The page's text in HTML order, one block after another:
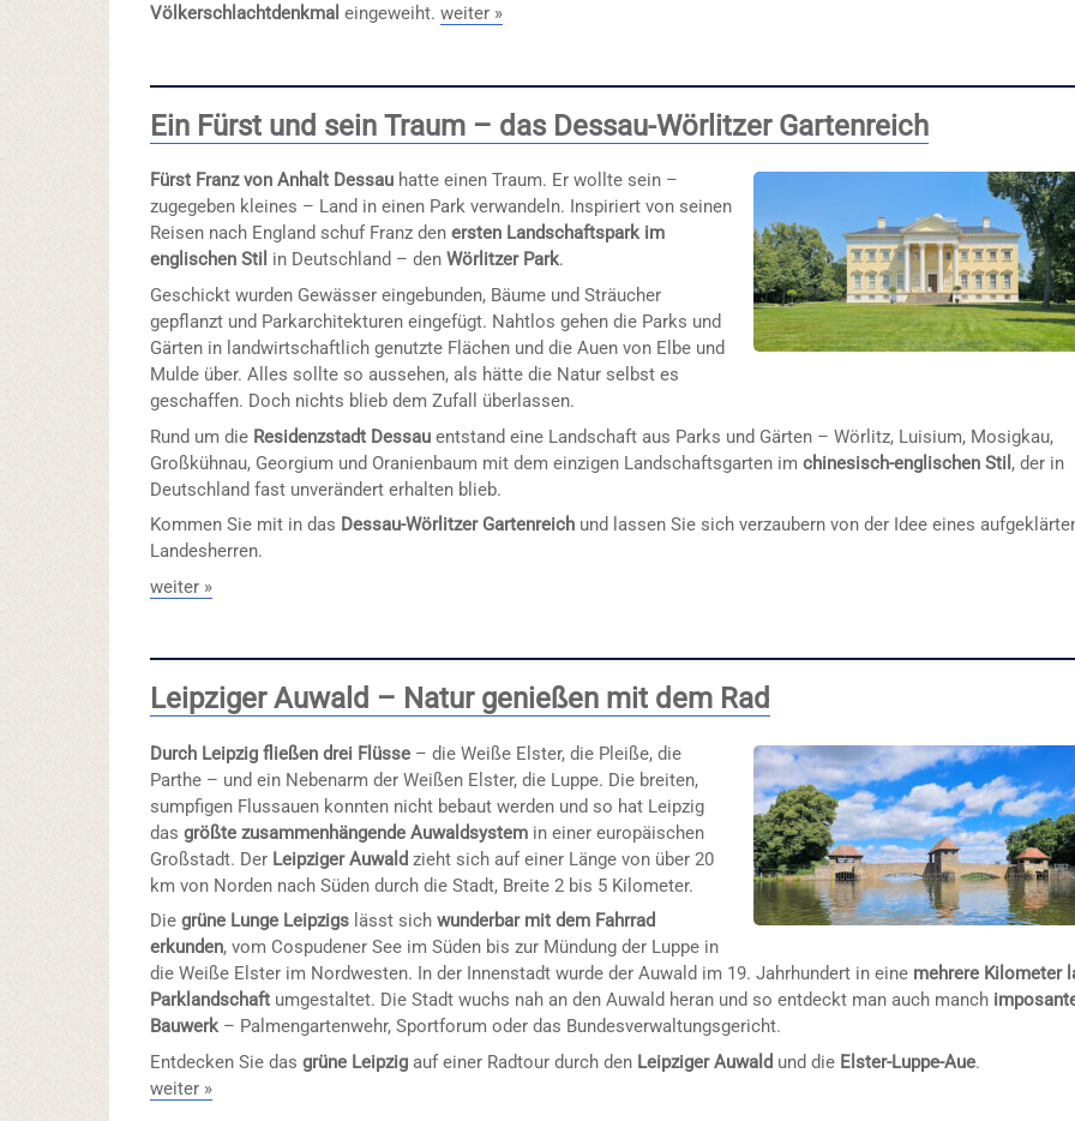
Völkerschlachtdenkmal eingeweiht.weiter »
Ein Fürst und sein Traum – das Dessau-Wörlitzer Gartenreich
Fürst Franz von Anhalt Dessau hatte einen Traum. Er wollte sein –
zugegeben kleines – Land in einen Park verwandeln. Inspiriert von seinen
Reisen nach England schuf Franz denersten Landschaftspark im
englischen Stil in Deutschland – denWörlitzer Park.
Geschickt wurden Gewässer eingebunden, Bäume und Sträucher
gepflanzt und Parkarchitekturen eingefügt. Nahtlos gehen die Parks und
Gärten in landwirtschaftlich genutzte Flächen und die Auen von Elbe und
Mulde über. Alles sollte so aussehen, als hätte die Natur selbst es
geschaffen. Doch nichts blieb dem Zufall überlassen.
Rund um die Residenzstadt Dessau entstand eine Landschaft aus Parks und Gärten – Wörlitz, Luisium, Mosigkau,
Großkühnau, Georgium und Oranienbaum mit dem einzigen Landschaftsgarten imchinesisch-englischen Stil , der in
Deutschland fast unverändert erhalten blieb.
Kommen Sie mit in das Dessau-Wörlitzer Gartenreich und lassen Sie sich verzaubern von der Idee eines
Landesherren.
weiter »
Leipziger Auwald – Natur genießen mit dem Rad
Durch Leipzig fließen drei Flüsse – die Weiße Elster, die Pleiße, die
Parthe – und ein Nebenarm der Weißen Elster, die Luppe. Die breiten,
sumpfigen Flussauen konnten nicht bebaut werden und so hat Leipzig
dasgrößte zusammenhängende Auwaldsystem in einer europäischen
Großstadt. Der Leipziger Auwald zieht sich auf einer Länge von über 20
km von Norden nach Süden durch die Stadt, Breite 2 bis 5 Kilometer.
Diegrüne Lunge Leipzigs lässt sichwunderbar mit dem Fahrrad
erkunden, vom Cospudener See im Süden bis zur Mündung der Luppe in
die Weiße Elster im Nordwesten. In der Innenstadt wurde der Auwald im 19. Jahrhundert in eine mehrere Kilometer
Parklandschaft umgestaltet. Die Stadt wuchs nah an den Auwald heran und so entdeckt man auch manch
Bauwerk– Palmengartenwehr, Sportforum oder das Bundesverwaltungsgericht.
Entdecken Sie dasgrüne Leipzig auf einer Radtour durch den Leipziger Auwald und die Elster-Luppe-Aue.
weiter »